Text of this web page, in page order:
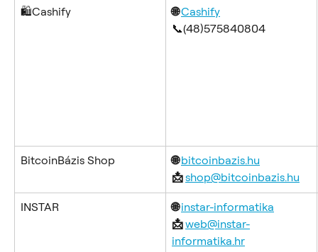
🛍️Cashify 🌐 Cashify
📞(48)575840804
BitcoinBázis Shop 🌐 bitcoinbazis.hu
📩 shop@bitcoinbazis.hu
INSTAR 🌐 instar-informatika
📩 web@instar-
informatika.hr